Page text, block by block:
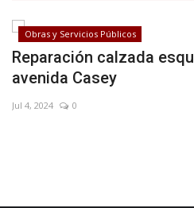
Obras y Servicios Públicos
Reparación calzada
avenida Casey
Jul 4, 2024 0